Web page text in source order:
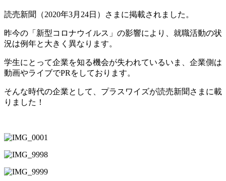
読売新聞 （2020年3月24日） さまに掲載されました。
昨今の「新型コロナウイルス」の影響により、就職活動の状
況は例年と大きく異なります。
学生にとって企業を知る機会が失われているいま、企業側は
動画やライブでPRをしております。
そんな時代の企業として、プラスワイズが読売新聞さまに載
りました！